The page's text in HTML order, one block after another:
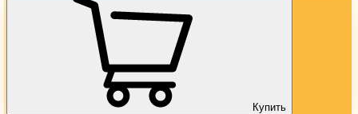
Купить